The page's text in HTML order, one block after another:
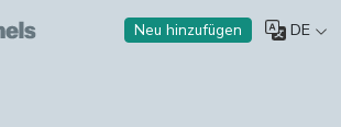
Neu hinzufügen DE